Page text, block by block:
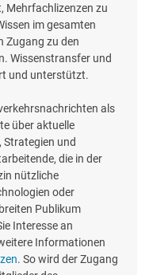
Mehrfachlizenzen zu
im gesamten
Zugang zu den
Wissenstransfer und
und unterstützt.
als
über aktuelle
Strategien und
die in der
nützliche
oder
Publikum
Interesse an
Informationen
. So wird der Zugang